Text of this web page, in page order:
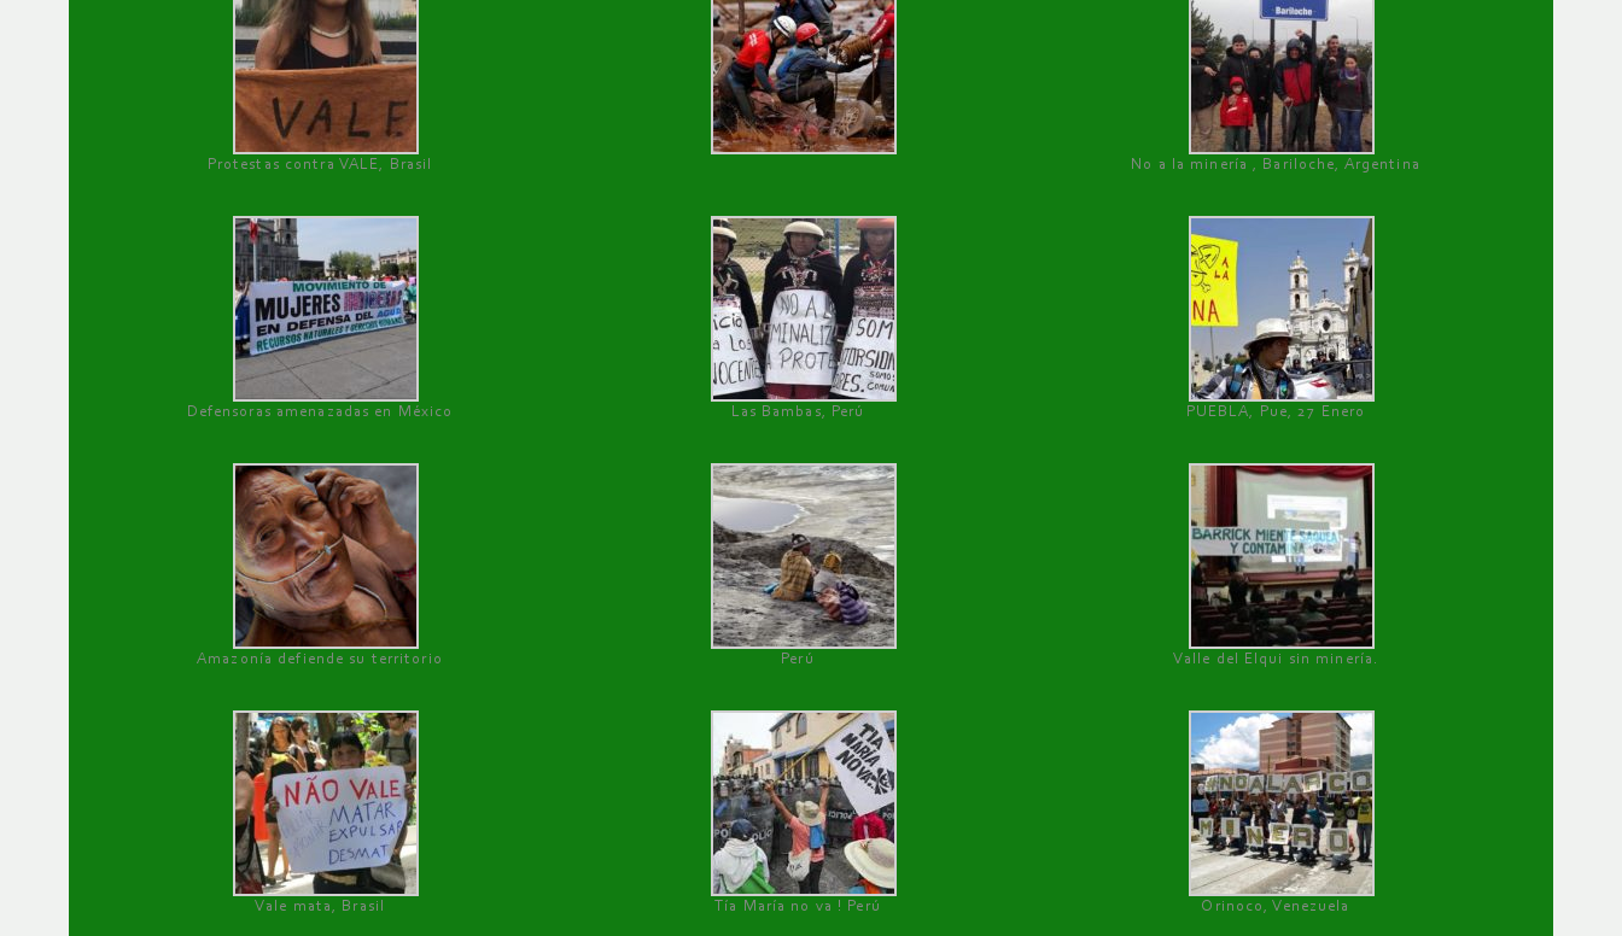
Protestas contra VALE, Brasil No a la minería , Bariloche, Argentina
Defensoras amenazadas en México Las Bambas, Perú PUEBLA, Pue, 27 Enero
Amazonía defiende su territorio Perú Valle del Elqui sin minería.
Vale mata, Brasil Tía María no va ! Perú Orinoco, Venezuela